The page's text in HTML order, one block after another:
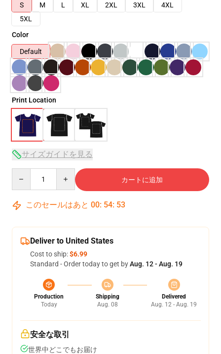
S
M L XL 2XL 3XL
4XL
5XL
Color
Default
Print Location
サイズガイドを見る
カートに追加
このセールはあと 00: 54: 53
Deliver to United States
Cost to ship:$6.99
Standard - Order today to get byAug. 12 - Aug. 19
Production
Today
Shipping
Aug. 08
Delivered
Aug. 12 - Aug. 19
安全な取引
世界中どこでもお届け